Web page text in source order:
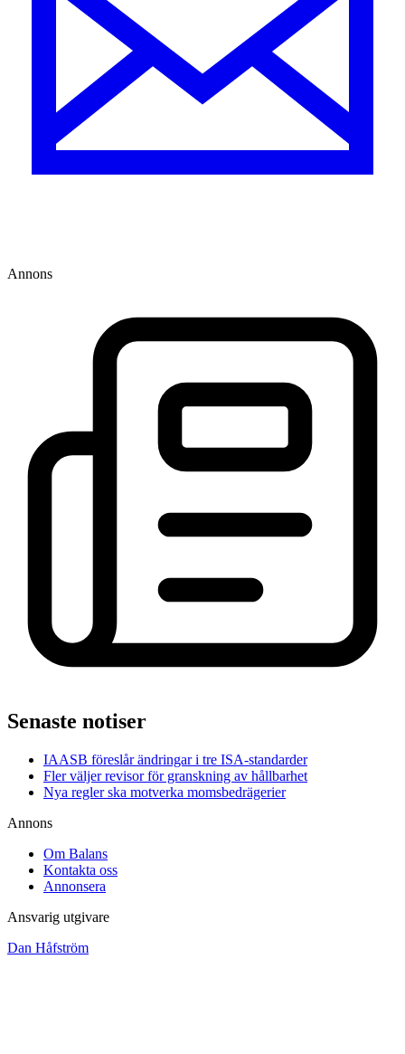
Annons
Senaste notiser
IAASB föreslår ändringar i tre ISA-standarder
Fler väljer revisor för granskning av hållbarhet
Nya regler ska motverka momsbedrägerier
Annons
Om Balans
Kontakta oss
Annonsera
Ansvarig utgivare
Dan Håfström